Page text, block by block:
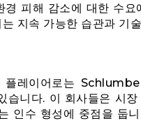
경 피해 감소에 대한 수요
지속 가능한 습관과 기
플레이어로는
다. 이 회사들은 시장
인수 형성에 중점을 둡